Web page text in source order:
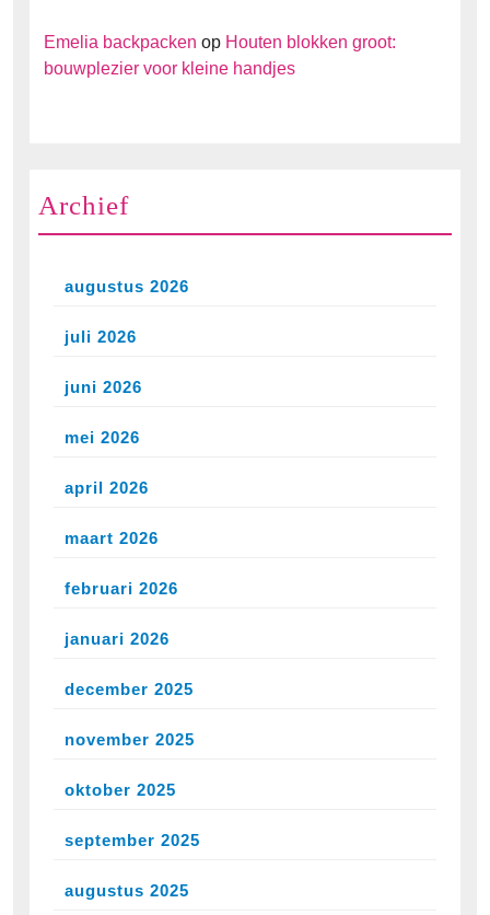
Emelia backpacken op Houten blokken groot:
bouwplezier voor kleine handjes
Archief
augustus 2026
juli 2026
juni 2026
mei 2026
april 2026
maart 2026
februari 2026
januari 2026
december 2025
november 2025
oktober 2025
september 2025
augustus 2025